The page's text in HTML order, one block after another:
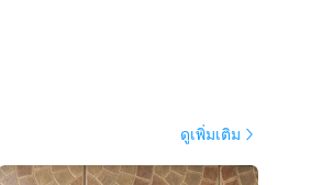
ดูเพิ่มเติม